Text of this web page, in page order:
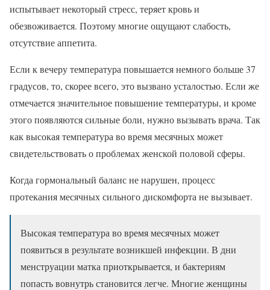
испытывает некоторый стресс, теряет кровь и
обезвоживается. Поэтому многие ощущают слабость,
отсутствие аппетита.
Если к вечеру температура повышается немного больше 37
градусов, то, скорее всего, это вызвано усталостью. Если же
отмечается значительное повышение температуры, и кроме
этого появляются сильные боли, нужно вызывать врача. Так
как высокая температура во время месячных может
свидетельствовать о проблемах женской половой сферы.
Когда гормональный баланс не нарушен, процесс
протекания месячных сильного дискомфорта не вызывает.
Высокая температура во время месячных может
появиться в результате возникшей инфекции. В дни
менструации матка приоткрывается, и бактериям
попасть вовнутрь становится легче. Многие женщины